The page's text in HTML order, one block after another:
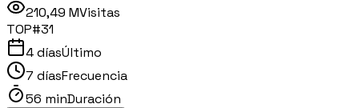
210,49 MVisitas
TOP#31
4 díasÚltimo
7 díasFrecuencia
56 minDuración